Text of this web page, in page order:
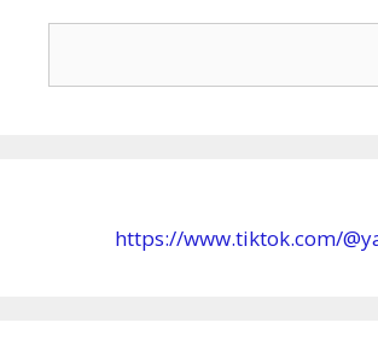
https://www.tiktok.com/